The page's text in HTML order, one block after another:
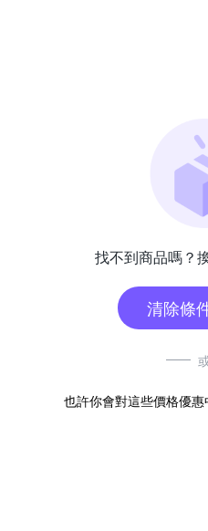
找不到商品嗎？
清除條
也許你會對這些價格優惠